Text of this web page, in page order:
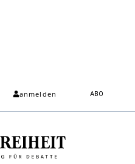
anmelden ABO